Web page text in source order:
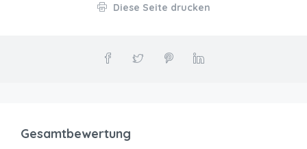
Diese Seite drucken
Gesamtbewertung